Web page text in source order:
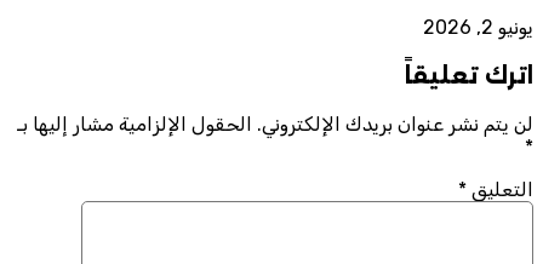
يونيو 2, 2026
اترك تعليقاً
لن يتم نشر عنوان بريدك الإلكتروني. الحقول الإلزامية مشار إليها بـ
*
التعليق *